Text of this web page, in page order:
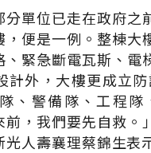
分單位已走在政府之
，便是一例。整棟大
、緊急斷電瓦斯、電
計外，大樓更成立
、警備隊、工程隊
前，我們要先自救。
人壽襄理蔡錦生表